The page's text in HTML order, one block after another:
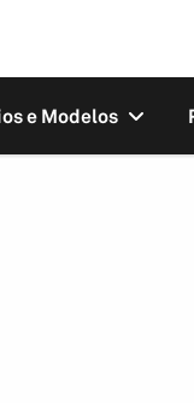
e Modelos